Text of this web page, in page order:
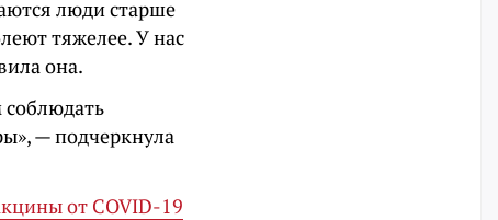
люди старше
тяжелее. У нас
она.
— подчеркнула
от COVID-19